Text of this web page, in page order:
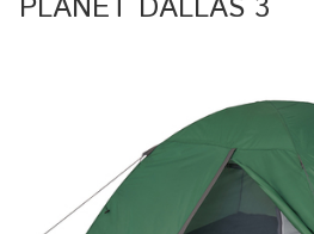
PLANET DALLAS 3